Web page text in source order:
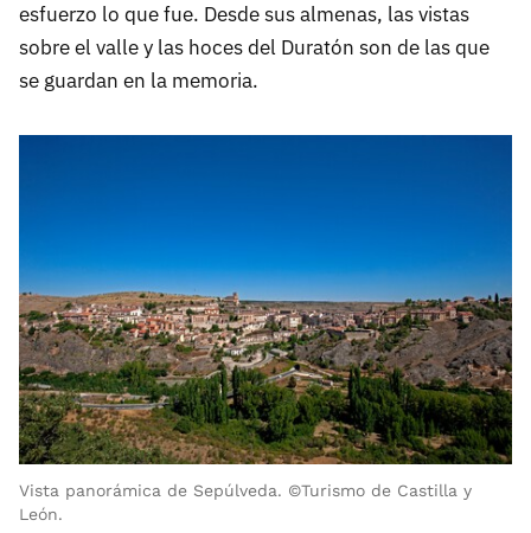
esfuerzo lo que fue. Desde sus almenas, las vistas
sobre el valle y las hoces del Duratón son de las que
se guardan en la memoria.
Vista panorámica de Sepúlveda. ©Turismo de Castilla y
León.